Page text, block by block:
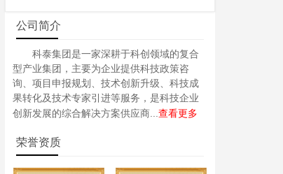
公司简介
科泰集团是一家深耕于科创领域的复合
型产业集团，主要为企业提供科技政策咨
询、项目申报规划、技术创新升级、科技成
果转化及技术专家引进等服务，是科技企业
创新发展的综合解决方案供应商... 查看更多
荣誉资质